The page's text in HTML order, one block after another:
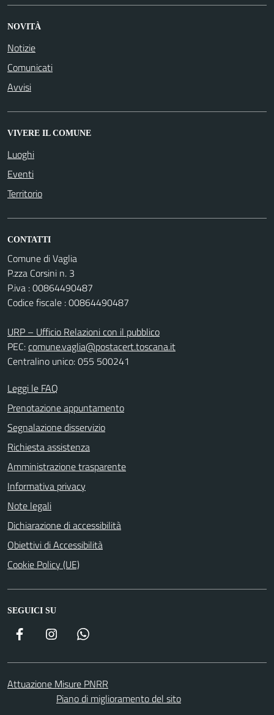
NOVITÀ
Notizie
Comunicati
Avvisi
VIVERE IL COMUNE
Luoghi
Eventi
Territorio
CONTATTI
Comune di Vaglia
P.zza Corsini n. 3
P.iva : 00864490487
Codice fiscale : 00864490487
URP – Ufficio Relazioni con il pubblico
PEC:comune.vaglia@postacert.toscana.it
Centralino unico: 055 500241
Leggi le FAQ
Prenotazione appuntamento
Segnalazione disservizio
Richiesta assistenza
Amministrazione trasparente
Informativa privacy
Note legali
Dichiarazione di accessibilità
Obiettivi di Accessibilità
Cookie Policy (UE)
SEGUICI SU
Facebook Instagram
Attuazione Misure PNRR
Piano di miglioramento del sito